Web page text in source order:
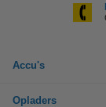
Accu's
Opladers